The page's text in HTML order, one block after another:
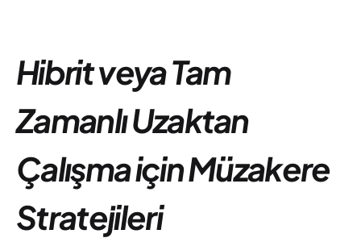
Hibrit veya Tam
Zamanlı Uzaktan
Çalışma için Müzakere
Stratejileri